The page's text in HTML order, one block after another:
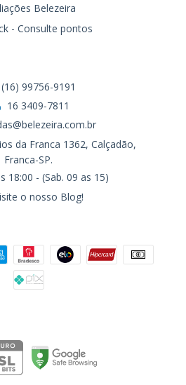
Belezeira
- Consulte pontos
(16) 99756-9191
16 3409-7811
da Franca 1362, Calçadão,
Franca-SP.ㅤㅤㅤㅤㅤㅤㅤㅤㅤㅤㅤ
18:00 - (Sab. 09 as 15)
o nosso Blog!